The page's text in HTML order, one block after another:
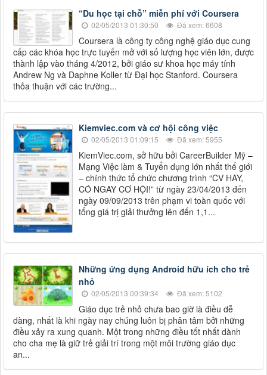
“Du học tại chỗ” miễn phí với Coursera
02/05/2013 01:30:50 Đã xem: 6608
Coursera là công ty công nghệ giáo dục cung
cấp các khóa học trực tuyến mở với số lượng học viên lớn, được
thành lập vào tháng 4/2012, bởi giáo sư khoa học máy tính
Andrew Ng và Daphne Koller từ Đại học Stanford. Coursera
thỏa thuận với các trường...
Kiemviec.com và cơ hội công việc
02/05/2013 01:09:15 Đã xem: 5955
KiemViec.com, sở hữu bởi CareerBuilder Mỹ –
Mạng Việc làm & Tuyển dụng lớn nhất thế giới
– chính thức tổ chức chương trình “CV HAY,
CÓ NGAY CƠ HỘI!” từ ngày 23/04/2013 đến
ngày 09/09/2013 trên phạm vi toàn quốc với
tổng giá trị giải thưởng lên đến 1,1...
Những ứng dụng Android hữu ích cho trẻ
nhỏ
02/05/2013 00:39:34 Đã xem: 5102
Giáo dục trẻ nhỏ chưa bao giờ là điều dễ
dàng, nhất là khi ngày nay chúng luôn bị phân tâm bởi những
điều xảy ra xung quanh. Một trong những điều tốt nhất dành
cho cha mẹ là giữ trẻ giải trí trong một môi trường giáo dục
an...